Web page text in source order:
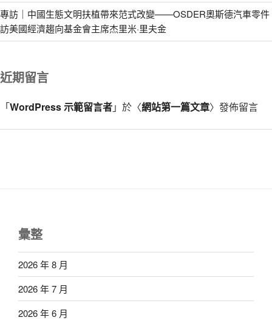
專訪｜中國生態文明扶植帶來范式改變——OSDER奧斯德汽車零件
訪美國經濟趨向基金會主席杰里米·里夫金
近期留言
「WordPress 示範留言者」於〈網站第一篇文章〉發佈留言
彙整
2026 年 8 月
2026 年 7 月
2026 年 6 月